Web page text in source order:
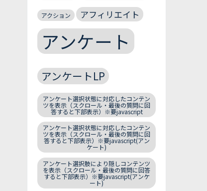
アクション アフィリエイト
アンケート
アンケートLP
アンケート選択状態に対応したコンテン
ツを表示（スクロール・最後の質問に回
答すると下部表示）※要javascript
アンケート選択状態に対応したコンテン
ツを表示（スクロール・最後の質問に回
答すると下部表示）※要javascript(アン
ケート)
アンケート選択肢により隠しコンテンツ
を表示（スクロール・最後の質問に回答
すると下部表示）※要javascript(アンケ
ート)